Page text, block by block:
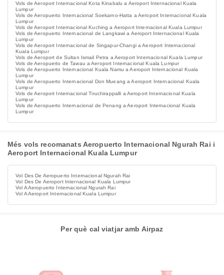
Vols de Aeroport Internacional Kota Kinabalu a Aeroport Internacional Kuala
Lumpur
Vols de Aeropuerto Internacional Soekarno-Hatta a Aeroport Internacional Kuala
Lumpur
Vols de Aeroport Internacional Kuching a Aeroport Internacional Kuala Lumpur
Vols de Aeropuerto Internacional de Langkawi a Aeroport Internacional Kuala
Lumpur
Vols de Aeroport Internacional de Singapur-Changi a Aeroport Internacional
Kuala Lumpur
Vols de Aeroport de Sultan Ismail Petra a Aeroport Internacional Kuala Lumpur
Vols de Aeropuerto de Tawau a Aeroport Internacional Kuala Lumpur
Vols de Aeropuerto Internacional Kuala Namu a Aeroport Internacional Kuala
Lumpur
Vols de Aeropuerto Internacional Don Mueang a Aeroport Internacional Kuala
Lumpur
Vols de Aeroport Internacional Tiruchirappalli a Aeroport Internacional Kuala
Lumpur
Vols de Aeropuerto Internacional de Penang a Aeroport Internacional Kuala
Lumpur
Més vols recomanats Aeropuerto Internacional Ngurah Rai i
Aeroport Internacional Kuala Lumpur
Vol Des De Aeropuerto Internacional Ngurah Rai
Vol Des De Aeroport Internacional Kuala Lumpur
Vol A Aeropuerto Internacional Ngurah Rai
Vol A Aeroport Internacional Kuala Lumpur
Per què cal viatjar amb Airpaz